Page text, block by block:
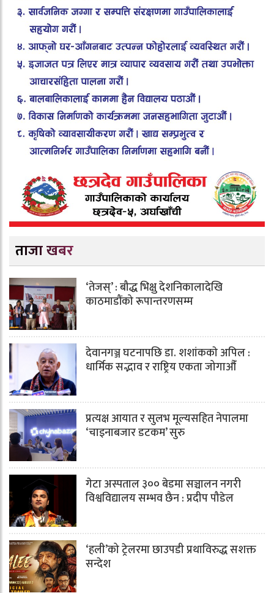
ताजा खबर
‘तेजस्’ : बौद्ध भिक्षु देशनिकालादेखि
काठमाडौंको रूपान्तरणसम्म
देवानगञ्ज घटनापछि डा. शशांककाे अपिल :
धार्मिक सद्भाव र राष्ट्रिय एकता जोगाऔँ
प्रत्यक्ष आयात र सुलभ मूल्यसहित नेपालमा
‘चाइनाबजार डटकम’ सुरु
गेटा अस्पताल ३०० बेडमा सञ्चालन नगरी
विश्वविद्यालय सम्भव छैन : प्रदीप पौडेल
‘हली’को ट्रेलरमा छाउपडी प्रथाविरुद्ध सशक्त
सन्देश